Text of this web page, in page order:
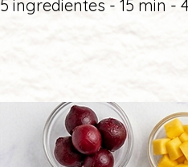
5 ingredientes - 15 min -